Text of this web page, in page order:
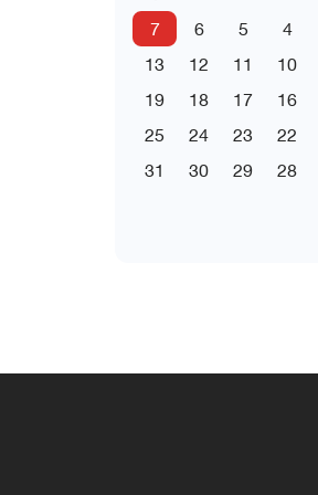
4
5
6
7
10
11
12
13
16
17
18
19
22
23
24
25
28
29
30
31